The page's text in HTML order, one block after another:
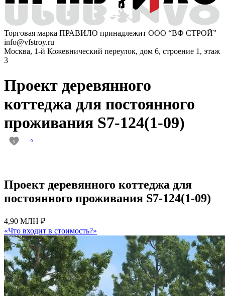
Торговая марка ПРАВИЛО принадлежит ООО “ВФ СТРОЙ”
info@vfstroy.ru
Москва, 1-й Кожевнический переулок, дом 6, строение 1, этаж
3
Проект деревянного
коттеджа для постоянного
проживания S7-124(1-09)
0 0
Проект деревянного коттеджа для
постоянного проживания S7-124(1-09)
4,90 МЛН ₽
«Что входит в стоимость?»